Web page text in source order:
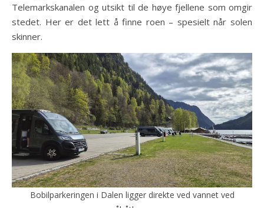
Telemarkskanalen og utsikt til de høye fjellene som omgir
stedet. Her er det lett å finne roen – spesielt når solen
skinner.
Bobilparkeringen i Dalen ligger direkte ved vannet ved